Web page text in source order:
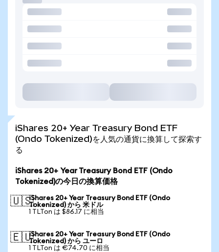
iShares 20+ Year Treasury Bond ETF
(Ondo Tokenized)を人気の通貨に換算して探索す
る
iShares 20+ Year Treasury Bond ETF (Ondo
Tokenized)の今日の換算価格
🇺🇸iShares 20+ Year Treasury Bond ETF (Ondo
Tokenized) から 米ドル
1 TLTon は $86.17 に相当
🇪🇺iShares 20+ Year Treasury Bond ETF (Ondo
Tokenized) から ユーロ
1 TLTon は €74.70 に相当